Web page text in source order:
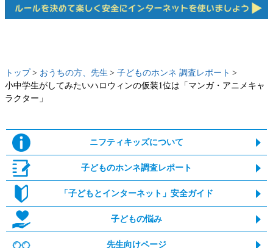
トップ おうちの方、先生
子どものホンネ 調査レポート
小中学生がしてみたいハロウィンの仮装1位は「マンガ・アニメキャ
ラクター」
ニフティキッズについて
子どものホンネ調査レポート
「子どもとインターネット」安全ガイド
子どもの悩み
先生向けページ